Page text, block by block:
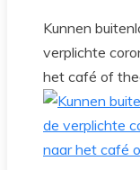
Kunnen
verplichte
het café of